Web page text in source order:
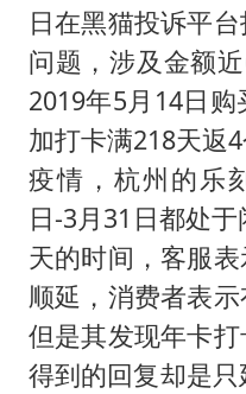
日在黑猫投诉平
问题，涉及金额
2019年5月14日
加打卡满218天返
疫情，杭州的乐
日-3月31日都处
天的时间，客服
顺延，消费者表示
但是其发现年卡
得到的回复却是只